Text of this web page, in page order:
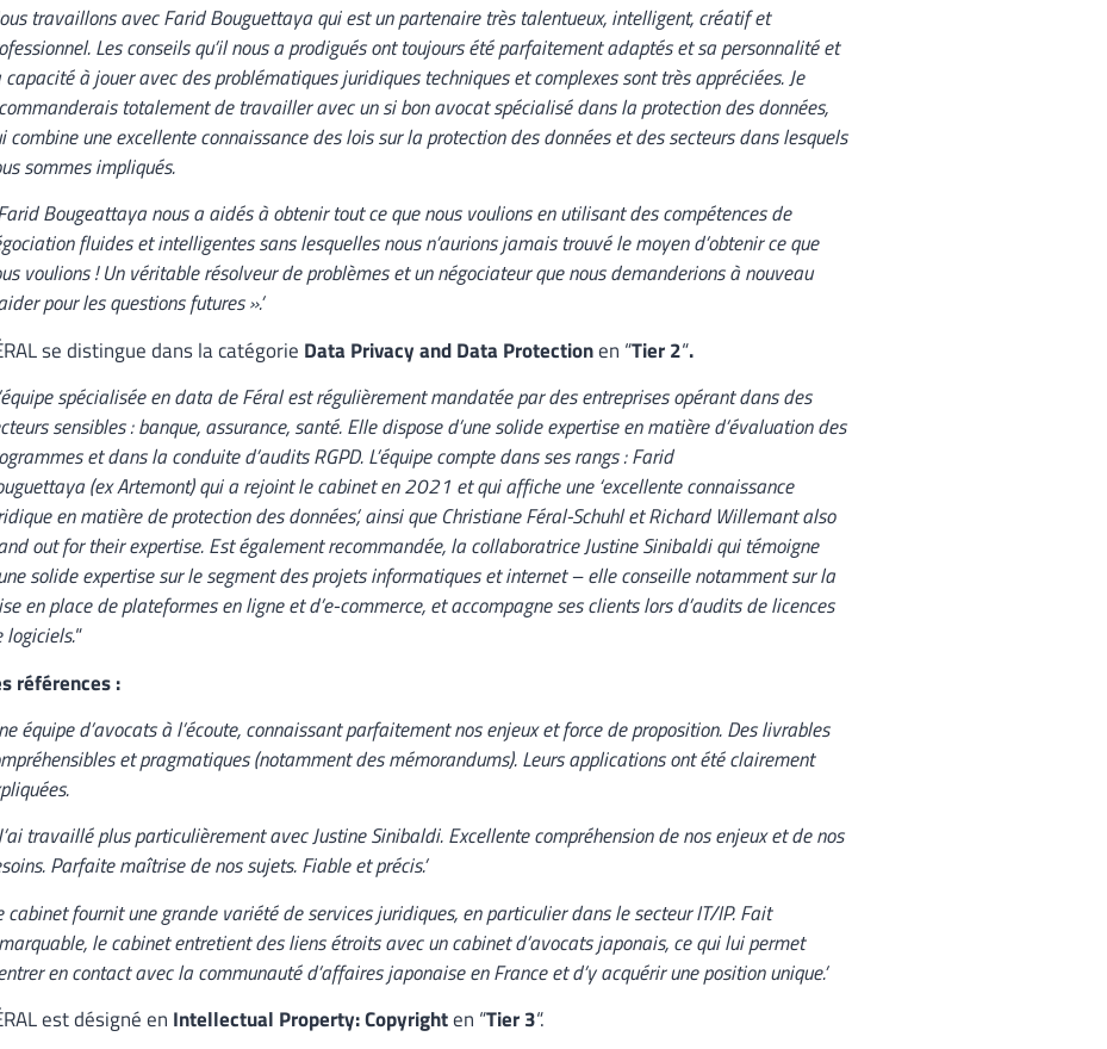
travaillons avec Farid Bouguettaya qui est un partenaire très talentueux, intelligent, créatif et
Les conseils qu’il nous a prodigués ont toujours été parfaitement adaptés et sa personnalité et
capacité à jouer avec des problématiques juridiques techniques et complexes sont très appréciées. Je
totalement de travailler avec un si bon avocat spécialisé dans la protection des données,
combine une excellente connaissance des lois sur la protection des données et des secteurs dans lesquels
sommes impliqués.
Bougeattaya nous a aidés à obtenir tout ce que nous voulions en utilisant des compétences de
fluides et intelligentes sans lesquelles nous n’aurions jamais trouvé le moyen d’obtenir ce que
voulions ! Un véritable résolveur de problèmes et un négociateur que nous demanderions à nouveau
pour les questions futures ».’
se distingue dans la catégorie Data Privacy and Data Protectionen “Tier 2“.
spécialisée en data de Féral est régulièrement mandatée par des entreprises opérant dans des
sensibles : banque, assurance, santé. Elle dispose d’une solide expertise en matière d’évaluation des
et dans la conduite d’audits RGPD. L’équipe compte dans ses rangs : Farid
(ex Artemont) qui a rejoint le cabinet en 2021 et qui affiche une ‘excellente connaissance
en matière de protection des données’, ainsi que Christiane Féral-Schuhl et Richard Willemant also
out for their expertise. Est également recommandée, la collaboratrice Justine Sinibaldi qui témoigne
solide expertise sur le segment des projets informatiques et internet – elle conseille notamment sur la
en place de plateformes en ligne et d’e-commerce, et accompagne ses clients lors d’audits de licences
logiciels.“
références :
équipe d’avocats à l’écoute, connaissant parfaitement nos enjeux et force de proposition. Des livrables
et pragmatiques (notamment des mémorandums). Leurs applications ont été clairement
travaillé plus particulièrement avec Justine Sinibaldi. Excellente compréhension de nos enjeux et de nos
Parfaite maîtrise de nos sujets. Fiable et précis.’
cabinet fournit une grande variété de services juridiques, en particulier dans le secteur IT/IP. Fait
le cabinet entretient des liens étroits avec un cabinet d’avocats japonais, ce qui lui permet
en contact avec la communauté d’affaires japonaise en France et d’y acquérir une position unique.’
est désigné en Intellectual Property: Copyrighten “Tier 3“.